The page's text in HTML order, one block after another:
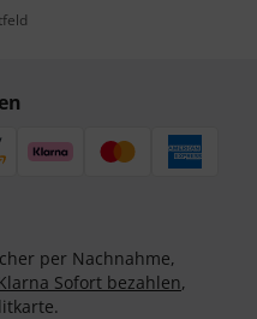
per Nachnahme,
Sofort bezahlen,